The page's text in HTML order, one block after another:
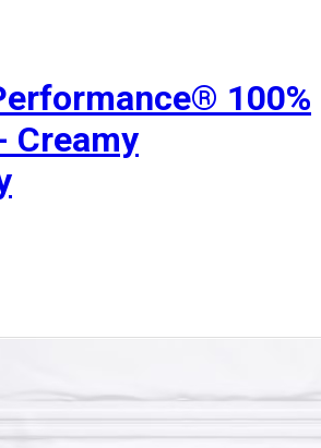
100%
Creamy